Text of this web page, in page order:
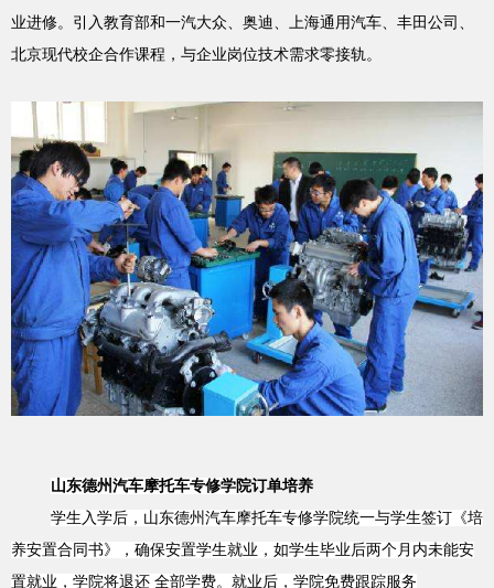
业进修。引入教育部和一汽大众、奥迪、上海通用汽车、丰田公司、
北京现代校企合作课程，与企业岗位技术需求零接轨。
山东德州汽车摩托车专修学院订单培养
学生入学后，山东德州汽车摩托车专修学院统一与学生签订《培
养安置合同书》，确保安置学生就业，如学生毕业后两个月内未能安
置就业，学院将退还 全部学费。就业后，学院免费跟踪服务